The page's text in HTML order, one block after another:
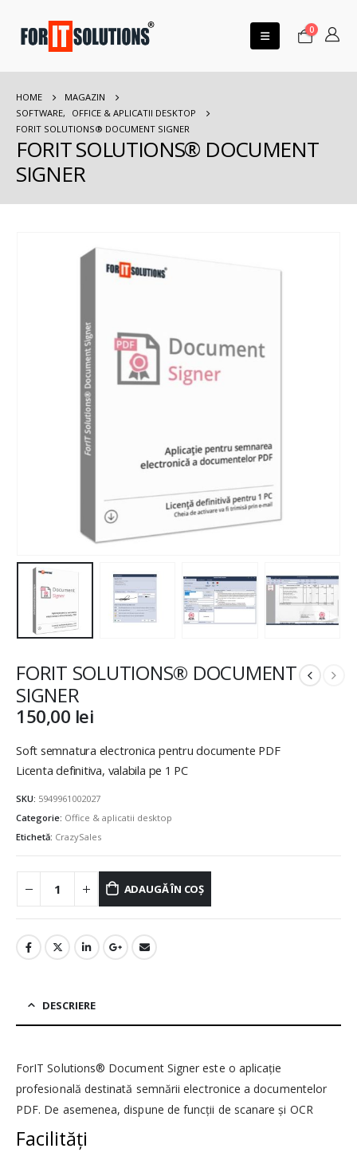
0
HOME
MAGAZIN
SOFTWARE,
OFFICE & APLICATII DESKTOP
FORIT SOLUTIONS® DOCUMENT SIGNER
FORIT SOLUTIONS® DOCUMENT
SIGNER
FORIT SOLUTIONS® DOCUMENT
SIGNER
150,00 lei
Soft semnatura electronica pentru documente PDF
Licenta definitiva, valabila pe 1 PC
SKU: 5949961002027
Categorie: Office & aplicatii desktop
Etichetă: CrazySales
ADAUGĂ ÎN COȘ
DESCRIERE
ForIT Solutions® Document Signer este o aplicație
profesională destinată semnării electronice a documentelor
PDF. De asemenea, dispune de funcții de scanare și OCR
Facilități